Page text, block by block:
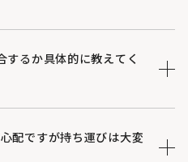
するか具体的に教えてく
計されています。適合するテ
ることで、地面からの湿気ガ
配ですが持ち運びは大変